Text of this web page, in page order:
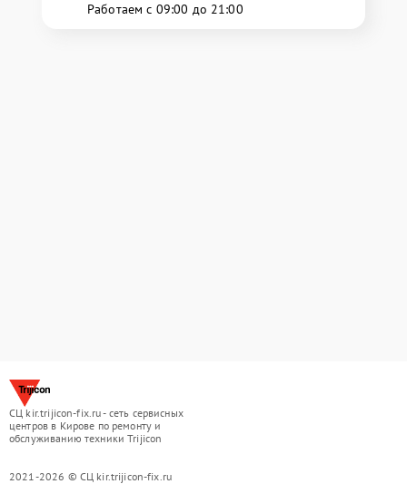
Работаем с 09:00 до 21:00
СЦ kir.trijicon-fix.ru - сеть сервисных
центров в Кирове по ремонту и
обслуживанию техники Trijicon
2021-2026 © СЦ kir.trijicon-fix.ru